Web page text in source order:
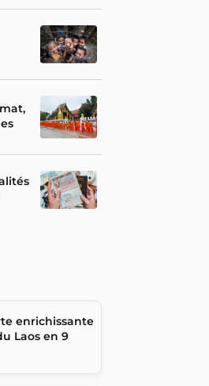
enrichissante
Laos en 9